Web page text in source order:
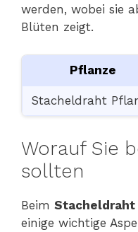
werden, wobei sie
Blüten zeigt.
Pflanze
Stacheldraht
Worauf Sie
sollten
Beim Stacheldraht
einige wichtige